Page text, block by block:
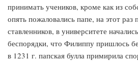
принимать учеников, кроме как из
опять пожаловались папе, на этот раз
ставленников, в университете
беспорядки, что Филиппу пришлось
в 1231 г. папская булла примирила